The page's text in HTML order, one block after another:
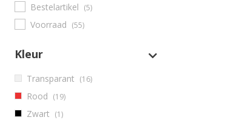
Bestelartikel (5)
Voorraad (55)
Kleur
Transparant (16)
Rood (19)
Zwart (1)